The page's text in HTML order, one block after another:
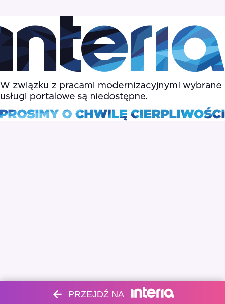
PRZEJDŹ NA